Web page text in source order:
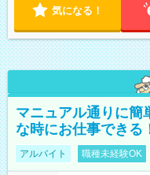
気になる！
マニュアル通りに簡
な時にお仕事でき
アルバイト 職種未経験OK